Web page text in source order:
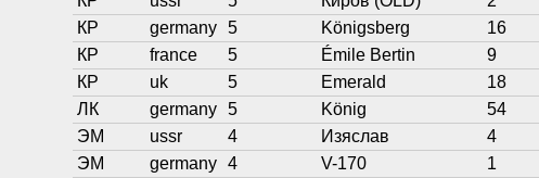
КР
germany 5 Königsberg 16
КР
france 5 Émile Bertin 9
КР
uk 5 Emerald 18
ЛК
germany 5 König 54
ЭМ
ussr 4 Изяслав 4
ЭМ
germany 4 V-170 1